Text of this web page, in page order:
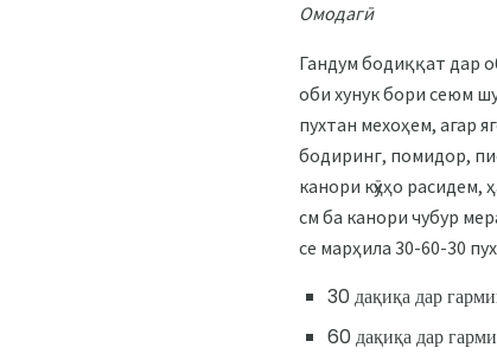
Омодагӣ
Гандум бодиққат дар
оби хунук бори сеюм
пухтан мехоҳем, агар
бодиринг, помидор,
канори кӯҳҳо
см ба канори чубур
се марҳила 30-60-30
30 дақиқа дар
60 дақиқа дар